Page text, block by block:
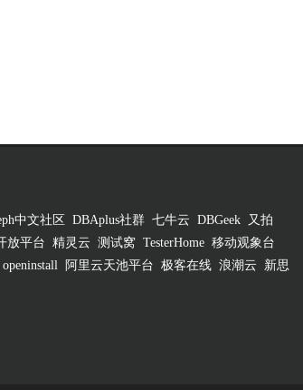
中文社区 DBAplus社群 七牛云 DBGeek
又拍
放平台 精灵云 测试窝 TesterHome 移动观象台
openinstall 阿里云天池平台 极客在线 浪潮云
新思